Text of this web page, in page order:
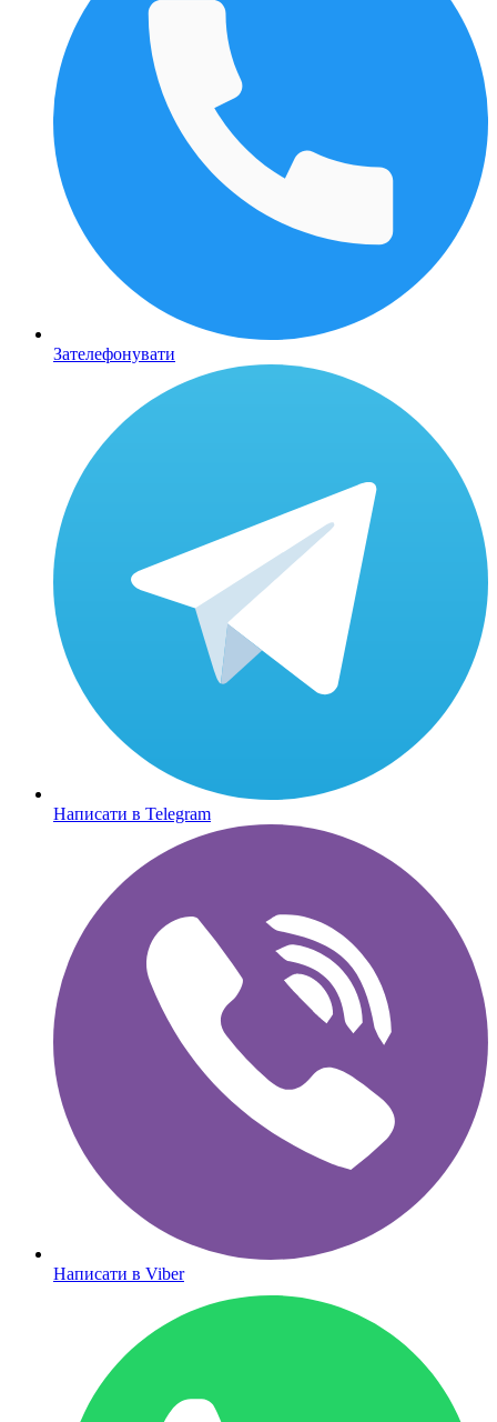
Зателефонувати
Написати в Telegram
Написати в Viber